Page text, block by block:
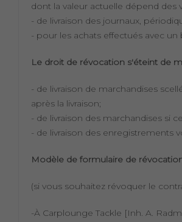
dont la valeur actuelle dépend des
- de livraison des journaux,
- pour les achats effectués avec
Le droit de révocation s'éteint de
- de livraison de marchandises
après la livraison;
- de livraison des marchandises si
- de livraison des enregistrements
Modèle de formulaire de
(si vous souhaitez révoquer le
-À Carplounge Tackle [Inh. A.